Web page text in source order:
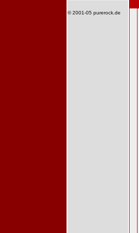
© 2001-05 purerock.de